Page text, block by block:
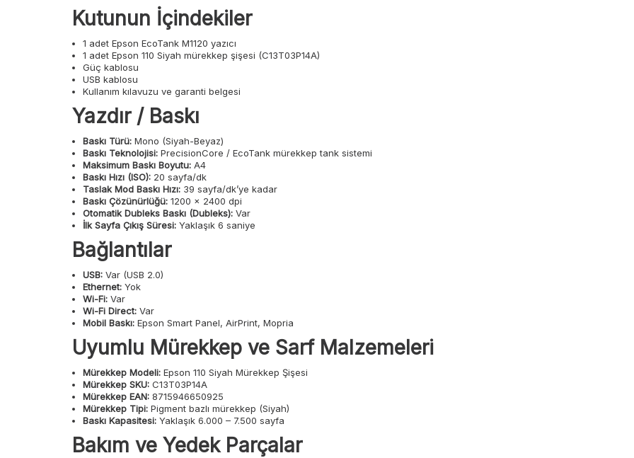
Kutunun İçindekiler
1 adet Epson EcoTank M1120 yazıcı
1 adet Epson 110 Siyah mürekkep şişesi (C13T03P14A)
Güç kablosu
USB kablosu
Kullanım kılavuzu ve garanti belgesi
Yazdır / Baskı
Baskı Türü: Mono (Siyah-Beyaz)
Baskı Teknolojisi: PrecisionCore / EcoTank mürekkep tank sistemi
Maksimum Baskı Boyutu: A4
Baskı Hızı (ISO): 20 sayfa/dk
Taslak Mod Baskı Hızı: 39 sayfa/dk’ye kadar
Baskı Çözünürlüğü: 1200 × 2400 dpi
Otomatik Dubleks Baskı (Dubleks): Var
İlk Sayfa Çıkış Süresi: Yaklaşık 6 saniye
Bağlantılar
USB: Var (USB 2.0)
Ethernet: Yok
Wi-Fi: Var
Wi-Fi Direct: Var
Mobil Baskı: Epson Smart Panel, AirPrint, Mopria
Uyumlu Mürekkep ve Sarf Malzemeleri
Mürekkep Modeli: Epson 110 Siyah Mürekkep Şişesi
Mürekkep SKU: C13T03P14A
Mürekkep EAN: 8715946650925
Mürekkep Tipi: Pigment bazlı mürekkep (Siyah)
Baskı Kapasitesi: Yaklaşık 6.000 – 7.500 sayfa
Bakım ve Yedek Parçalar